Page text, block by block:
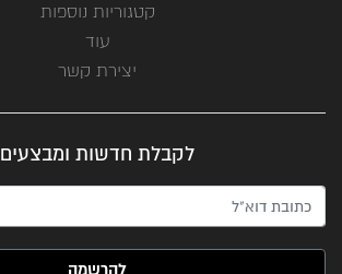
קטגוריות נוספות
עוד
יצירת קשר
לקבלת חדשות ומבצעים
האימייל שלך (חובה)